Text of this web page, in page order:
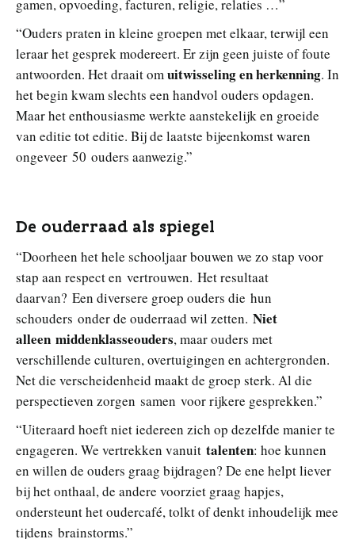
gamen, opvoeding, facturen, religie, relaties …”
“Ouders praten in kleine groepen met elkaar, terwijl een
leraar het gesprek modereert. Er zijn geen juiste of foute
antwoorden. Het draait om uitwisseling en herkenning. In
het begin kwam slechts een handvol ouders opdagen.
Maar het enthousiasme werkte aanstekelijk en groeide
van editie tot editie. Bij de laatste bijeenkomst waren
ongeveer 50 ouders aanwezig.”
De ouderraad als spiegel
“Doorheen het hele schooljaar bouwen we zo stap voor
stap aan respect en vertrouwen. Het resultaat
daarvan? Een diversere groep ouders die hun
schouders onder de ouderraad wil zetten. Niet
alleen middenklasseouders, maar ouders met
verschillende culturen, overtuigingen en achtergronden.
Net die verscheidenheid maakt de groep sterk. Al die
perspectieven zorgen samen voor rijkere gesprekken.”
“Uiteraard hoeft niet iedereen zich op dezelfde manier te
engageren. We vertrekken vanuit talenten: hoe kunnen
en willen de ouders graag bijdragen? De ene helpt liever
bij het onthaal, de andere voorziet graag hapjes,
ondersteunt het oudercafé, tolkt of denkt inhoudelijk mee
tijdens brainstorms.”